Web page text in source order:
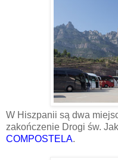
W Hiszpanii są dwa
zakończenie Drogi św.
COMPOSTELA.